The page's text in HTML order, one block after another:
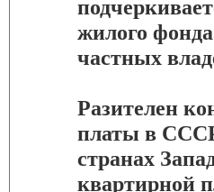
жилого
частных
Разителен
платы в СССР
странах
квартирной